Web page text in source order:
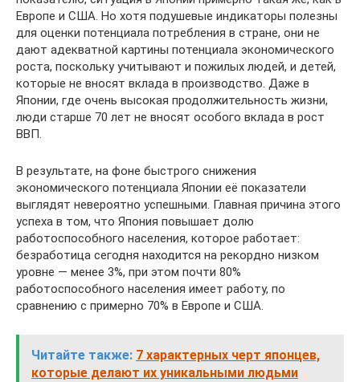
Европе и США. Но хотя подушевые индикаторы полезны
для оценки потенциала потребления в стране, они не
дают адекватной картины потенциала экономического
роста, поскольку учитывают и пожилых людей, и детей,
которые не вносят вклада в производство. Даже в
Японии, где очень высокая продолжительность жизни,
люди старше 70 лет не вносят особого вклада в рост
ВВП.
В результате, на фоне быстрого снижения
экономического потенциала Японии её показатели
выглядят невероятно успешными. Главная причина этого
успеха в том, что Япония повышает долю
работоспособного населения, которое работает:
безработица сегодня находится на рекордно низком
уровне — менее 3%, при этом почти 80%
работоспособного населения имеет работу, по
сравнению с примерно 70% в Европе и США.
Читайте также: 7 характерных черт японцев,
которые делают их уникальными людьми